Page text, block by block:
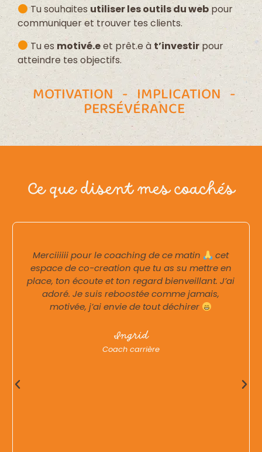
Tu souhaites utiliser les outils du webpour
communiquer et trouver tes clients.
Tu es motivé.eet prêt.e à t’investir pour
atteindre tes objectifs.
MOTIVATION - IMPLICATION -
PERSÉVÉRANCE
Ce que disent mes coachés
Merciiiiii pour le coaching de ce matin
cet
espace de co-creation que tu as su mettre en
place, ton écoute et ton regard bienveillant. J’ai
adoré. Je suis reboostée comme jamais,
motivée, j’ai envie de tout déchirer
Ingrid
Coach carrière